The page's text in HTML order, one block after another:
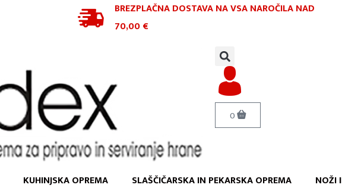
BREZPLAČNA DOSTAVA NA VSA NAROČILANAD
70,00 €
0
KUHINJSKA OPREMA SLAŠČIČARSKA IN PEKARSKA OPREMA NOŽI